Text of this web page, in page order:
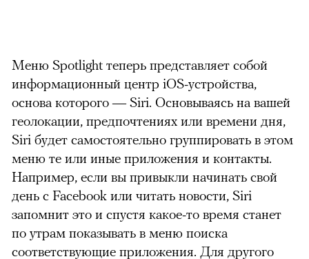
Меню Spotlight теперь представляет собой
информационный центр iOS-устройства,
основа которого — Siri. Основываясь на вашей
геолокации, предпочтениях или времени дня,
Siri будет самостоятельно группировать в этом
меню те или иные приложения и контакты.
Например, если вы привыкли начинать свой
день с Facebook или читать новости, Siri
запомнит это и спустя какое-то время станет
по утрам показывать в меню поиска
соответствующие приложения. Для другого